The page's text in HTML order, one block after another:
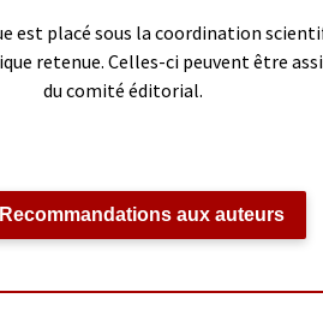
est placé sous la coordination
retenue. Celles-ci peuvent être
du comité éditorial.
Recommandations aux auteurs